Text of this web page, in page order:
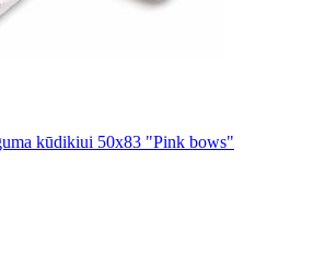
kūdikiui 50x83 "Pink bows"